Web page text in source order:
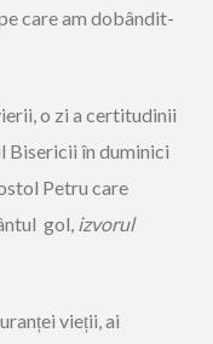
care am dobândit-
o zi a certitudinii
Bisericii în duminici
Petru care
gol, izvorul
vieții, ai